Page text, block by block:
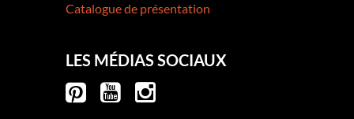
Catalogue de présentation
LES MÉDIAS SOCIAUX